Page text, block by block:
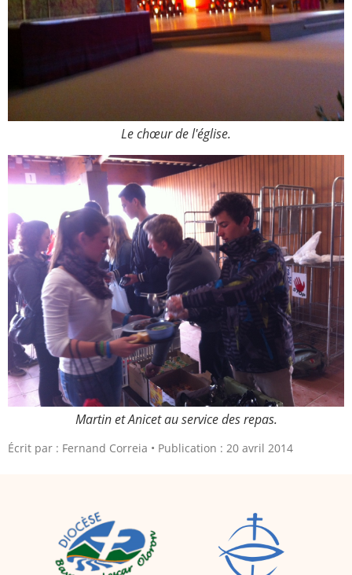
Le chœur de l'église.
Martin et Anicet au service des repas.
Écrit par : Fernand Correia Publication : 20 avril 2014